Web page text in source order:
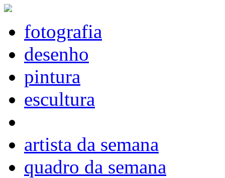
fotografia
desenho
pintura
escultura
artista da semana
quadro da semana